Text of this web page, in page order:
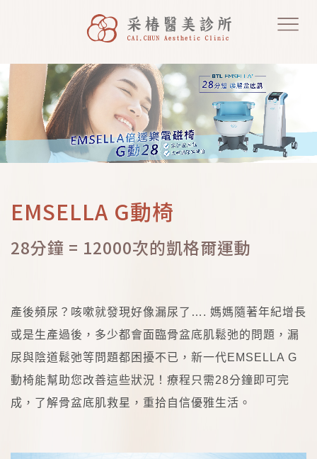
EMSELLA G動椅
28分鐘 = 12000次的凱格爾運動
產後頻尿？咳嗽就發現好像漏尿了 …. 媽媽隨著年紀增長
或是生產過後，多少都會面臨骨盆底肌鬆弛的問題，漏
尿與陰道鬆弛等問題都困擾不已，新一代EMSELLA G
動椅能幫助您改善這些狀況！療程只需28分鐘即可完
成，了解骨盆底肌救星，重拾自信優雅生活。